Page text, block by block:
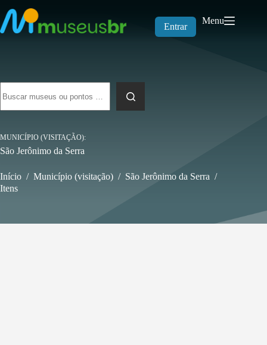
para
o
conteúdo
Entrar
Menu
resultados
MUNICÍPIO (VISITAÇÃO)
São Jerônimo da Serra
Início / Município (visitação) / São Jerônimo da Serra /
Itens